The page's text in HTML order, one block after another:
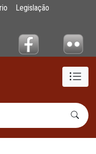
e Câmara de
Legislação